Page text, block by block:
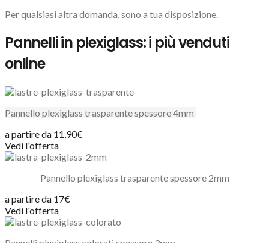
Per qualsiasi altra domanda, sono a tua disposizione.
Pannelli in plexiglass: i più venduti
online
Pannello plexiglass trasparente spessore 4mm
a partire da 11,90€
Vedi l'offerta
Pannello plexiglass trasparente spessore 2mm
a partire da 17€
Vedi l'offerta